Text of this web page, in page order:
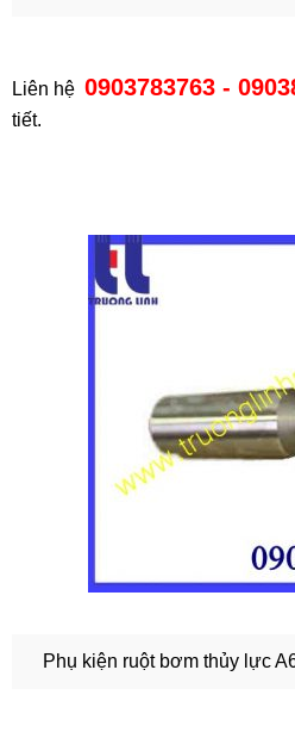
Liên hệ 0903783763 -
tiết.
Phụ kiện ruột bơm thủy lực